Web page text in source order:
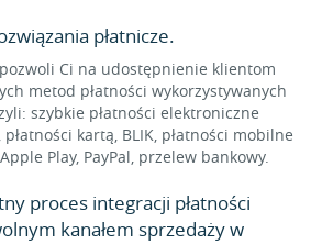
płatnicze.
Ci na udostępnienie klientom
metod płatności wykorzystywanych
szybkie płatności elektroniczne
kartą, BLIK, płatności mobilne
Play, PayPal, przelew bankowy.
proces integracji płatności
kanałem sprzedaży w